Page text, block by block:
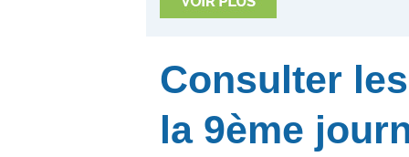
Consulter
la 9ème